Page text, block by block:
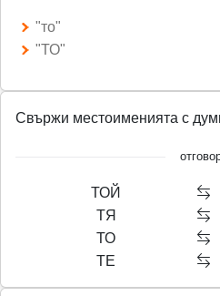
"то"
"ТО"
Свържи местоименията с
ТОЙ
ТЯ
ТО
ТЕ